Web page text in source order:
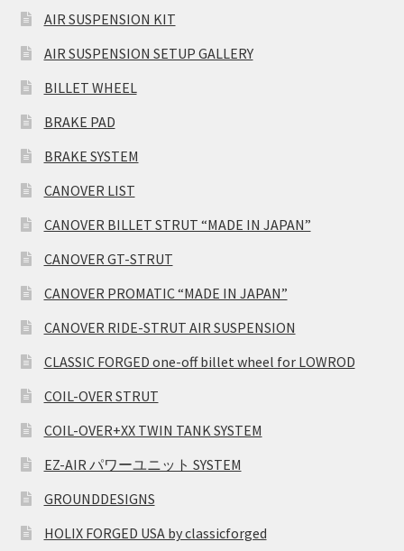
AIR SUSPENSION KIT
AIR SUSPENSION SETUP GALLERY
BILLET WHEEL
BRAKE PAD
BRAKE SYSTEM
CANOVER LIST
CANOVER BILLET STRUT “MADE IN JAPAN”
CANOVER GT-STRUT
CANOVER PROMATIC “MADE IN JAPAN”
CANOVER RIDE-STRUT AIR SUSPENSION
CLASSIC FORGED one-off billet wheel for LOWROD
COIL-OVER STRUT
COIL-OVER+XX TWIN TANK SYSTEM
EZ-AIR パワーユニット SYSTEM
GROUNDDESIGNS
HOLIX FORGED USA by classicforged